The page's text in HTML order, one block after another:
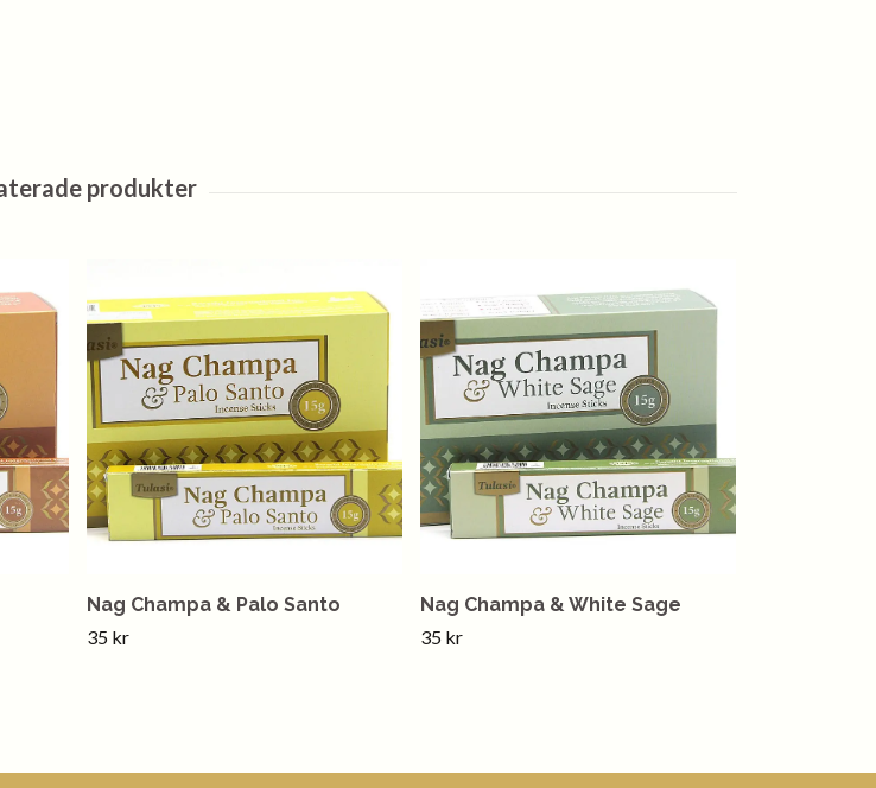
Nag Champa & Palo Santo
35 kr
Nag Champa & White Sage
35 kr